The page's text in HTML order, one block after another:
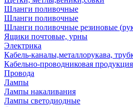
Шланги поливочные
Шланги поливочные
Шланги поливочные резиновые
Ящики почтовые, урны
Электрика
Кабель-каналы,металлорукава,
Кабельно-проводниковая продукция
Провода
Лампы
Лампы накаливания
Лампы светодиодные